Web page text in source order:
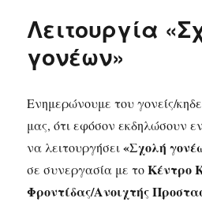
Λειτουργία
γονέων»
Ενημερώνουμε του γονείς/
μας, ότι εφόσον εκδηλώσουν
να λειτουργήσει«Σχολή
σε συνεργασία με τοΚέντρο
Φροντίδας/Ανοιχτής